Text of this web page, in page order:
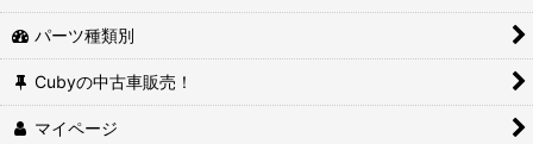
パーツ種類別
Cubyの中古車販売！
マイページ